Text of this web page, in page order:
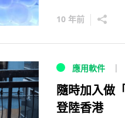
10 年前
應用軟件
隨時加入做
登陸香港